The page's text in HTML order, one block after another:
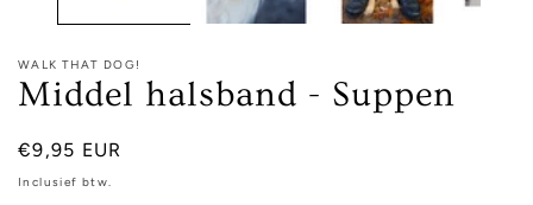
WALK THAT DOG!
Middel halsband - Suppen
Normale
prijs
€9,95 EUR
Inclusief btw.